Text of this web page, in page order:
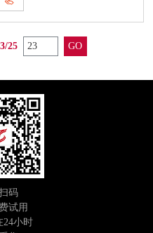
25
码
试用
24小时